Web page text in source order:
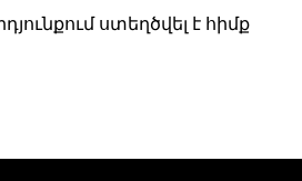
ստեղծվել է հիմք